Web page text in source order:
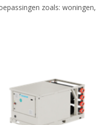
zoals: woningen,